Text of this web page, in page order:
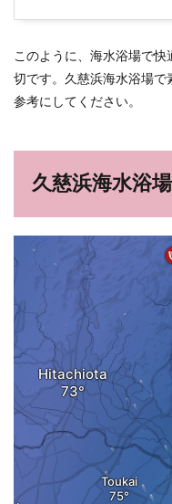
このように、海水浴場で
切です。久慈浜海水浴場で
参考にしてください。
久慈浜海水浴